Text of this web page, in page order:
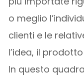
o meglio
clienti e le
l’idea, il
In questo